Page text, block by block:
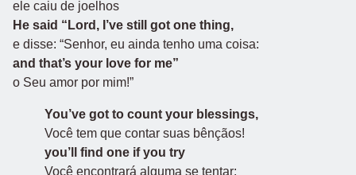
ele caiu de joelhos
He said “Lord, I’ve still got one thing,
e disse: “Senhor, eu ainda tenho uma coisa:
and that’s your love for me”
o Seu amor por mim!”
You’ve got to count your blessings,
Você tem que contar suas bênçãos!
you’ll find one if you try
Você encontrará alguma se tentar: